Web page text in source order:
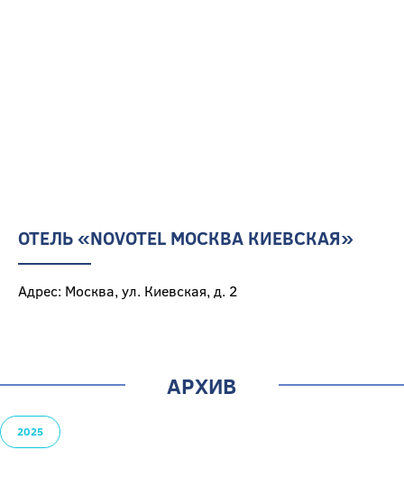
ОТЕЛЬ «NOVOTEL МОСКВА КИЕВСКАЯ»
Адрес: Москва, ул. Киевская, д. 2
АРХИВ
2025